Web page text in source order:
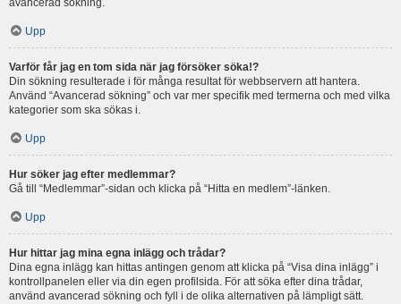
avancerad sökning.
Upp
Varför får jag en tom sida när jag försöker söka!?
Din sökning resulterade i för många resultat för webbservern att hantera.
Använd “Avancerad sökning” och var mer specifik med termerna och med vilka
kategorier som ska sökas i.
Upp
Hur söker jag efter medlemmar?
Gå till “Medlemmar”-sidan och klicka på “Hitta en medlem”-länken.
Upp
Hur hittar jag mina egna inlägg och trådar?
Dina egna inlägg kan hittas antingen genom att klicka på “Visa dina inlägg” i
kontrollpanelen eller via din egen profilsida. För att söka efter dina trådar,
använd avancerad sökning och fyll i de olika alternativen på lämpligt sätt.